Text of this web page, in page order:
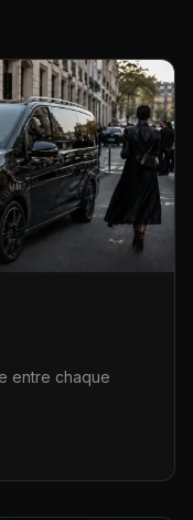
entre chaque